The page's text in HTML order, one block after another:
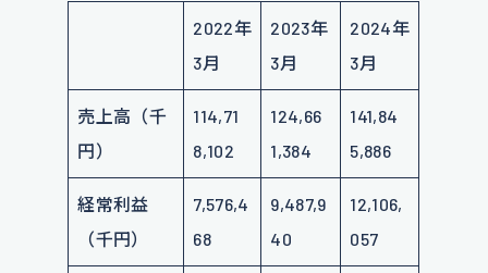
2022年
3月
2023年
3月
2024年
3月
売上高（千
円）
114,71
8,102
124,66
1,384
141,84
5,886
経常利益
（千円）
7,576,4
68
9,487,9
40
12,106,
057